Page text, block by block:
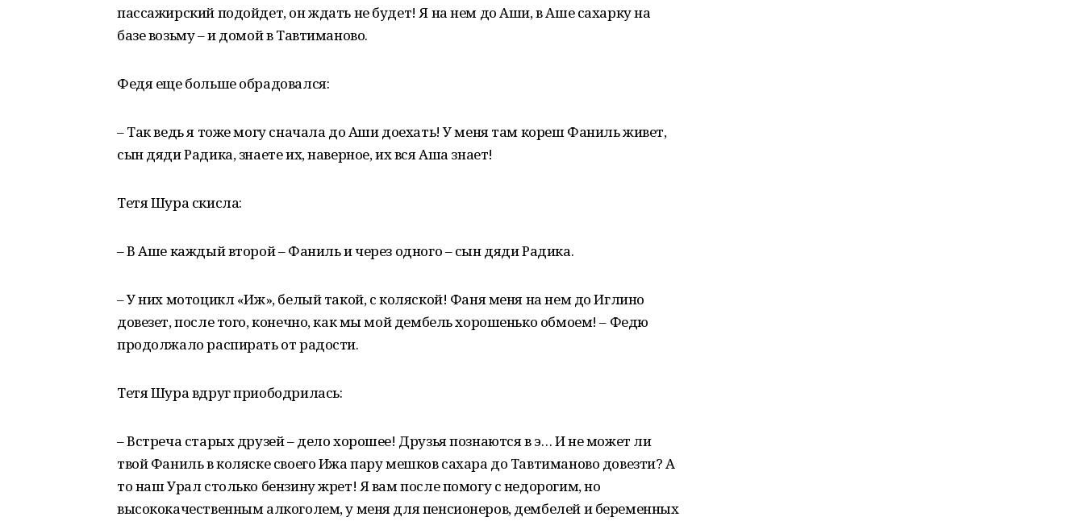
пассажирский подойдет, он ждать не будет! Я на нем до Аши, в Аше сахарку на
базе возьму – и домой в Тавтиманово.
Федя еще больше обрадовался:
– Так ведь я тоже могу сначала до Аши доехать! У меня там кореш Фаниль живет,
сын дяди Радика, знаете их, наверное, их вся Аша знает!
Тетя Шура скисла:
– В Аше каждый второй – Фаниль и через одного – сын дяди Радика.
– У них мотоцикл «Иж», белый такой, с коляской! Фаня меня на нем до Иглино
довезет, после того, конечно, как мы мой дембель хорошенько обмоем! – Федю
продолжало распирать от радости.
Тетя Шура вдруг приободрилась:
– Встреча старых друзей – дело хорошее! Друзья познаются в э… И не может ли
твой Фаниль в коляске своего Ижа пару мешков сахара до Тавтиманово довезти? А
то наш Урал столько бензину жрет! Я вам после помогу с недорогим, но
высококачественным алкоголем, у меня для пенсионеров, дембелей и беременных